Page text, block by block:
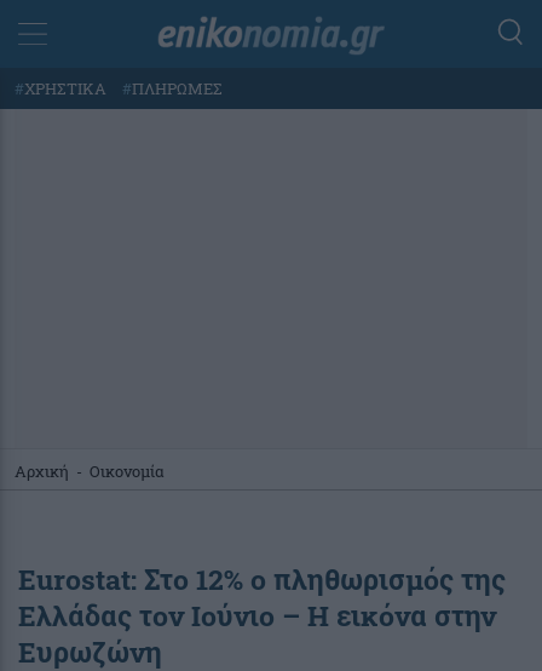
#ΧΡΗΣΤΙΚΑ #ΠΛΗΡΩΜΕΣ
Αρχική - Οικονομία
Eurostat: Στο 12% ο πληθωρισμός της
Ελλάδας τον Ιούνιο – Η εικόνα στην
Ευρωζώνη